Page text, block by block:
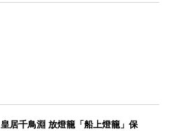
皇居千鳥淵 放燈籠「船上燈籠」保